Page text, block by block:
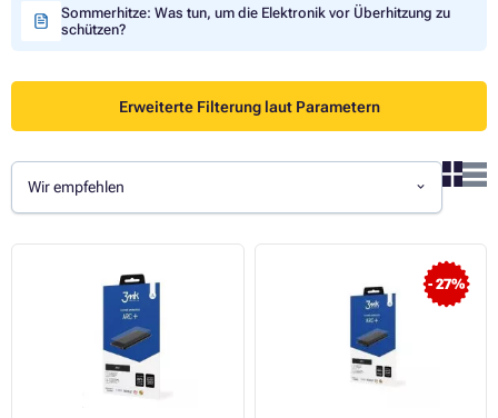
Sommerhitze: Was tun, um die Elektronik vor Überhitzung zu
schützen?
Erweiterte Filterung laut Parametern
Wir empfehlen
- 27%